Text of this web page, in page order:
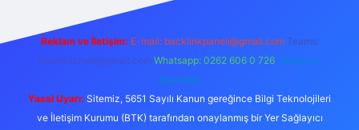
Reklam ve İletişim: E-mail: backlinkpaneli@gmail.com Teams:
forumhizmeti@gmail.com Whatsapp: 0262 606 0 726 Telegram:
@karabul
Yasal Uyarı: Sitemiz, 5651 Sayılı Kanun gereğince Bilgi Teknolojileri
ve İletişim Kurumu (BTK) tarafından onaylanmış bir Yer Sağlayıcı